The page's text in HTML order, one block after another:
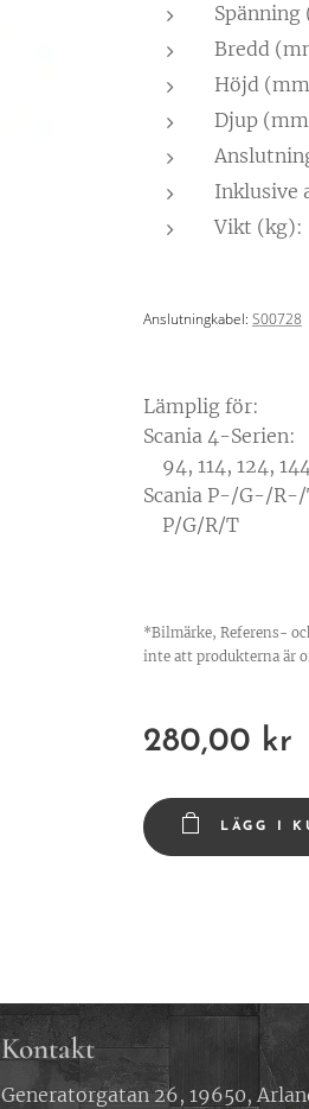
Spänning
Bredd
Höjd
Djup
Inklusive
Vikt (kg):
Anslutningkabel: S00728
Lämplig för:
Scania 4-Serien:
94, 114, 124,
Scania P-/G-/
P/G/R/T
*Bilmärke, Referens-
inte att produkterna är
280,00 kr
LÄGG I
Kontakt
Generatorgatan 26, 19650,